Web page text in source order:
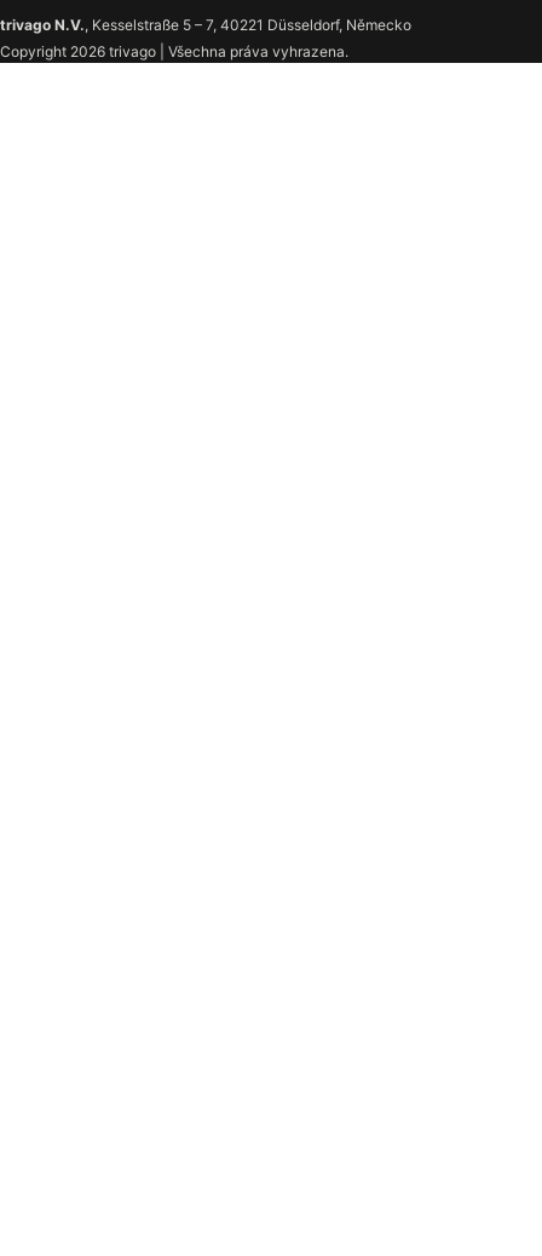
trivago N.V., Kesselstraße 5 – 7, 40221 Düsseldorf, Německo
Copyright 2026 trivago | Všechna práva vyhrazena.